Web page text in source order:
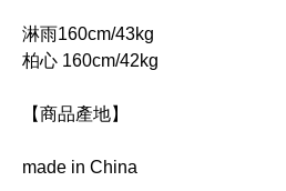
淋雨160cm/43kg
柏心 160cm/42kg
【商品產地】
made in China